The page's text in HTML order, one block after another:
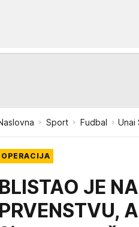
Sport Fudbal Unai
OPERACIJA
BLISTAO JE
PRVENSTVU,